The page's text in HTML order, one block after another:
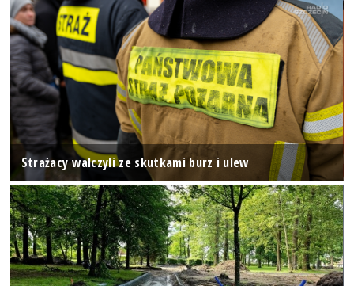
Strażacy walczyli ze skutkami burz i ulew